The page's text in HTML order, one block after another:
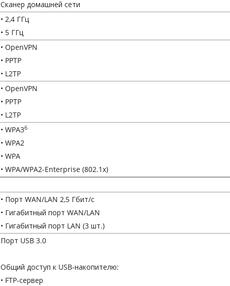
Сканер домашней сети
• 2,4 ГГц
• 5 ГГц
• OpenVPN
• PPTP
• L2TP
• OpenVPN
• PPTP
• L2TP
• WPA36
• WPA2
• WPA
• WPA/WPA2-Enterprise (802.1x)
• Порт WAN/LAN 2,5 Гбит/с
• Гигабитный порт WAN/LAN
• Гигабитный порт LAN (3 шт.)
Порт USB 3.0
Общий доступ к USB-накопителю:
• FTP-сервер